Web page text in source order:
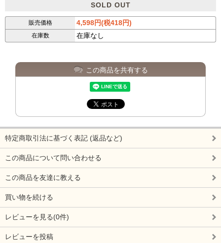
SOLD OUT
販売価格 4,598円(税418円)
在庫数 在庫なし
この商品を共有する
特定商取引法に基づく表記 (返品など)
この商品について問い合わせる
この商品を友達に教える
買い物を続ける
レビューを見る(0件)
レビューを投稿